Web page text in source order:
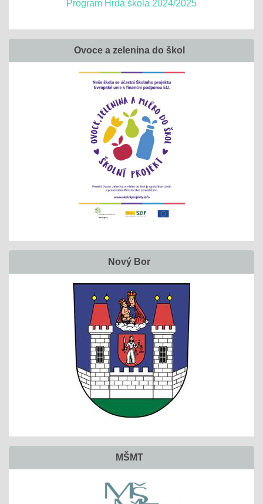
Program Hrdá škola 2024/2025
Ovoce a zelenina do škol
Nový Bor
MŠMT